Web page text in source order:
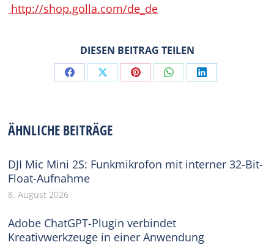
http://shop.golla.com/de_de
DIESEN BEITRAG TEILEN
Share Share Share Share Share
ÄHNLICHE BEITRÄGE
DJI Mic Mini 2S: Funkmikrofon mit interner 32-Bit-
Float-Aufnahme
8. August 2026
Adobe ChatGPT-Plugin verbindet
Kreativwerkzeuge in einer Anwendung